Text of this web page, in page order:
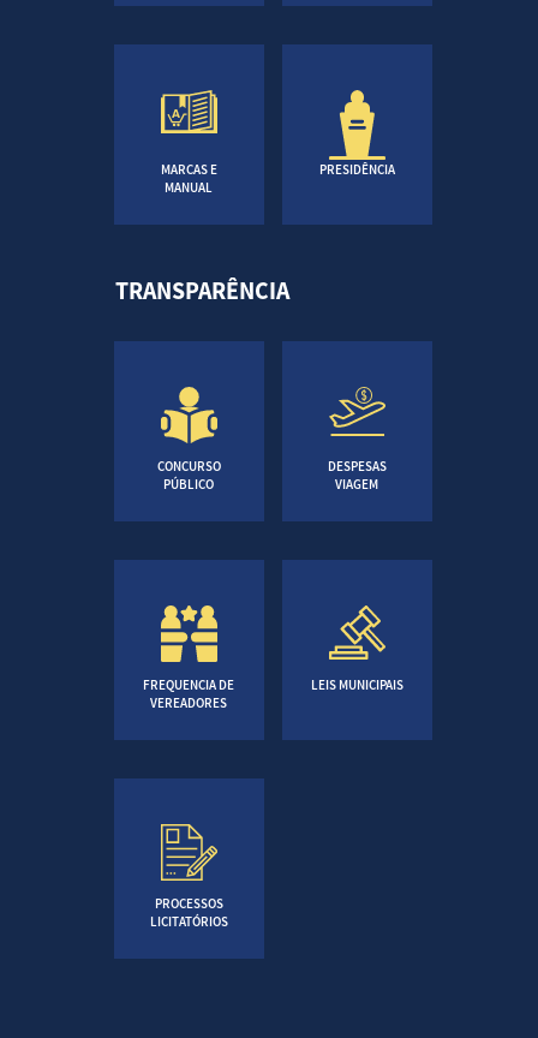
MARCAS E
MANUAL
PRESIDÊNCIA
TRANSPARÊNCIA
CONCURSO
PÚBLICO
DESPESAS
VIAGEM
FREQUENCIA DE
VEREADORES
LEIS MUNICIPAIS
PROCESSOS
LICITATÓRIOS